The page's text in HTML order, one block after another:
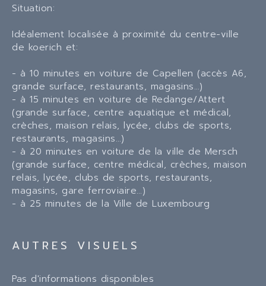
Situation:
Idéalement localisée à proximité du centre-ville
de koerich et:
- à 10 minutes en voiture de Capellen (accès A6,
grande surface, restaurants, magasins…)
- à 15 minutes en voiture de Redange/Attert
(grande surface, centre aquatique et médical,
crèches, maison relais, lycée, clubs de sports,
restaurants, magasins…)
- à 20 minutes en voiture de la ville de Mersch
(grande surface, centre médical, crèches, maison
relais, lycée, clubs de sports, restaurants,
magasins, gare ferroviaire…)
- à 25 minutes de la Ville de Luxembourg
AUTRES VISUELS
Pas d'informations disponibles